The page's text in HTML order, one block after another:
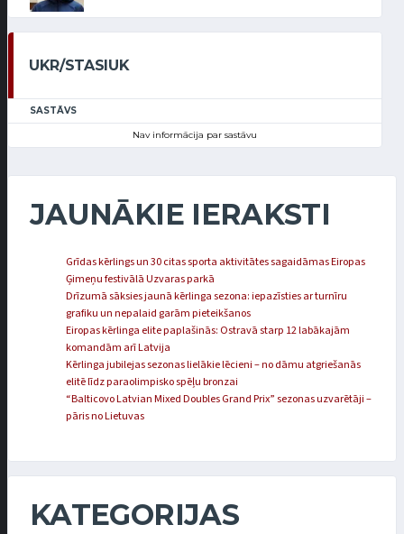
UKR/STASIUK
SASTĀVS
Nav informācija par sastāvu
JAUNĀKIE IERAKSTI
Grīdas kērlings un 30 citas sporta aktivitātes sagaidāmas Eiropas
Ģimeņu festivālā Uzvaras parkā
Drīzumā sāksies jaunā kērlinga sezona: iepazīsties ar turnīru
grafiku un nepalaid garām pieteikšanos
Eiropas kērlinga elite paplašinās: Ostravā starp 12 labākajām
komandām arī Latvija
Kērlinga jubilejas sezonas lielākie lēcieni – no dāmu atgriešanās
elitē līdz paraolimpisko spēļu bronzai
“Balticovo Latvian Mixed Doubles Grand Prix” sezonas uzvarētāji –
pāris no Lietuvas
KATEGORIJAS